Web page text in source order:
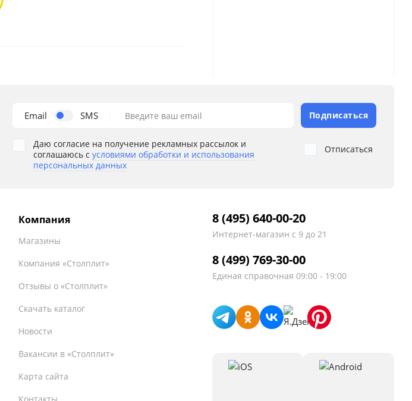
Email SMS Введите ваш email Подписаться
Даю согласие на получение рекламных рассылок и
соглашаюсь с условиями обработки и использования
персональных данных
Отписаться
Компания
Магазины
Компания «Столплит»
Отзывы о «Столплит»
Скачать каталог
Новости
Вакансии в «Столплит»
Карта сайта
8 (495) 640-00-20
Интернет-магазин с 9 до 21
8 (499) 769-30-00
Единая справочная 09:00 - 19:00